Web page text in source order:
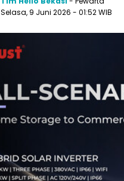
Selasa, 9 Juni 2026 - 01:52 WIB